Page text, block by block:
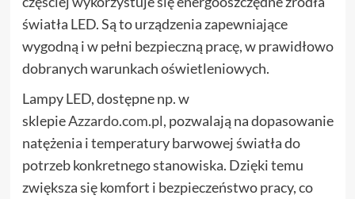
światła LED. Są to urządzenia zapewniające
wygodną i w pełni bezpieczną pracę, w prawidłowo
dobranych warunkach oświetleniowych.
Lampy LED, dostępne np. w
sklepieAzzardo.com.pl, pozwalają na dopasowanie
natężenia i temperatury barwowej światła do
potrzeb konkretnego stanowiska. Dzięki temu
zwiększa się komfort i bezpieczeństwo pracy, co